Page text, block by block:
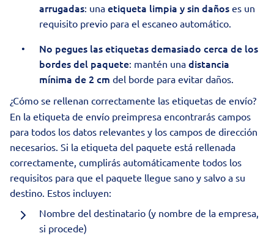
arrugadas: una etiqueta limpia y sin daños es un
requisito previo para el escaneo automático.
No pegues las etiquetas demasiado cerca de los
bordes del paquete: mantén una distancia
mínima de 2 cm del borde para evitar daños.
¿Cómo se rellenan correctamente las etiquetas de envío?
En la etiqueta de envío preimpresa encontrarás campos
para todos los datos relevantes y los campos de dirección
necesarios. Si la etiqueta del paquete está rellenada
correctamente, cumplirás automáticamente todos los
requisitos para que el paquete llegue sano y salvo a su
destino. Estos incluyen:
Nombre del destinatario (y nombre de la empresa,
si procede)